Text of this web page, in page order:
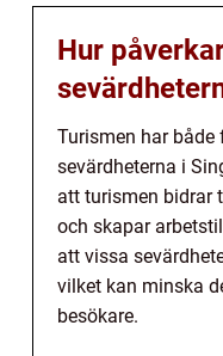
Hur
Turismen har
sevärdheterna i
att turismen bidrar
och skapar
att vissa
vilket kan minska
besökare.